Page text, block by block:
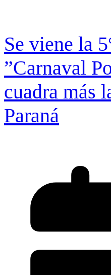
Se viene la
”Carnaval
cuadra más
Paraná